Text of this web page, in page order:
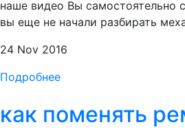
наше видео Вы самостоятельно
вы еще не начали разбирать
24 Nov 2016
Подробнее
как поменять